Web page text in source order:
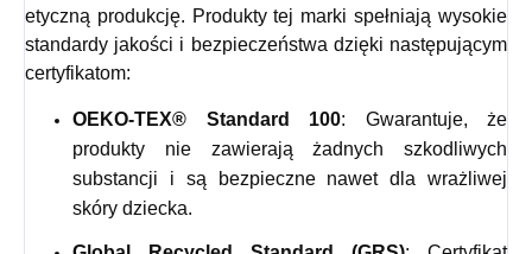
etyczną produkcję. Produkty tej marki spełniają wysokie
standardy jakości i bezpieczeństwa dzięki następującym
certyfikatom:
OEKO-TEX® Standard 100: Gwarantuje, że
produkty nie zawierają żadnych szkodliwych
substancji i są bezpieczne nawet dla wrażliwej
skóry dziecka.